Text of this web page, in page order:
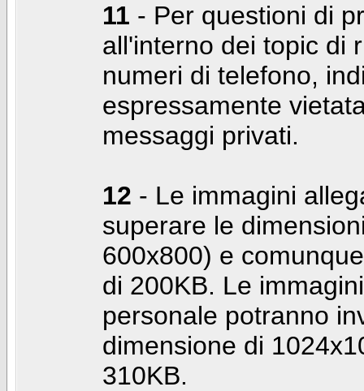
11 - Per questioni di
all'interno dei topic di
numeri di telefono,
espressamente
messaggi privati.
12 - Le immagini
superare le
600x800) e
di 200KB. Le
personale potranno
dimensione di
310KB.